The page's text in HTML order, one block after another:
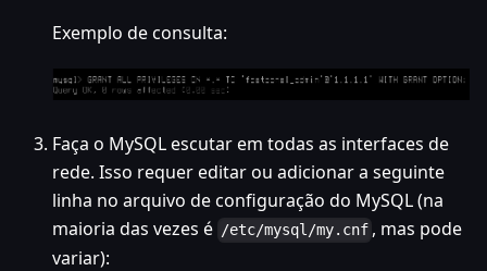
Exemplo de consulta:
Faça o MySQL escutar em todas as interfaces de
rede. Isso requer editar ou adicionar a seguinte
linha no arquivo de configuração do MySQL (na
maioria das vezes é /etc/mysql/my.cnf , mas pode
variar):